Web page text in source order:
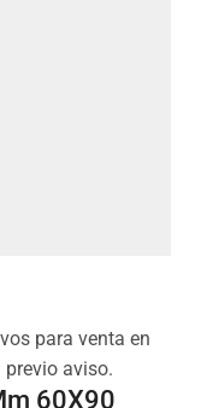
para venta en
aviso.
60X90